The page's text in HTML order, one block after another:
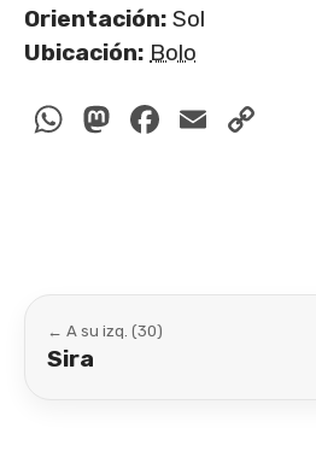
Orientación: Sol
Ubicación: Bolo
WhatsApp
Mastodon
Facebook
Email
← A su izq. (30)
Sira